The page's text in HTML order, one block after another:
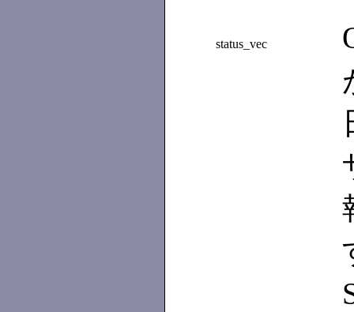
status_vec